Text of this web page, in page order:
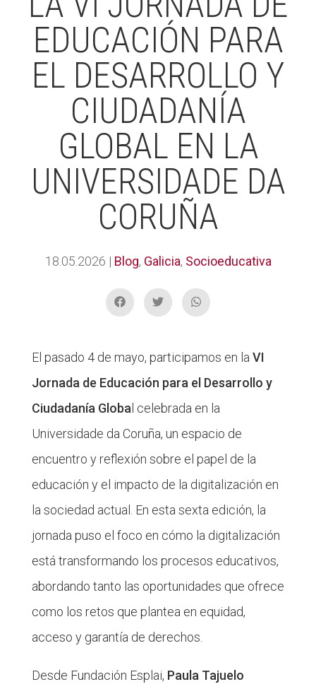
EDUCACIÓN PARA
EL DESARROLLO Y
CIUDADANÍA
GLOBAL EN LA
UNIVERSIDADE DA
CORUÑA
18.05.2026 | Blog, Galicia, Socioeducativa
El pasado 4 de mayo, participamos en la VI
Jornada de Educación para el Desarrollo y
Ciudadanía Globa l celebrada en la
Universidade da Coruña, un espacio de
encuentro y reflexión sobre el papel de la
educación y el impacto de la digitalización en
la sociedad actual. En esta sexta edición, la
jornada puso el foco en cómo la digitalización
está transformando los procesos educativos,
abordando tanto las oportunidades que ofrece
como los retos que plantea en equidad,
acceso y garantía de derechos.
Desde Fundación Esplai, Paula Tajuelo